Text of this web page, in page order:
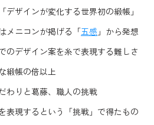
デザインが変化する世界初の緞帳」
メニコンが掲げる「五感 」から発想
のデザイン案を糸で表現する難しさ
緞帳の倍以上
わりと葛藤、職人の挑戦
表現するという「挑戦」で得たもの